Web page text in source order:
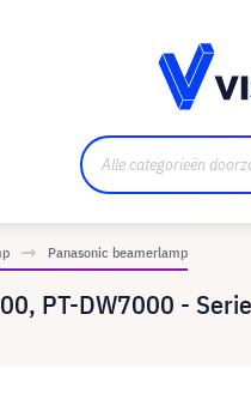
Panasonic beamerlamp
PT-DW7000 -